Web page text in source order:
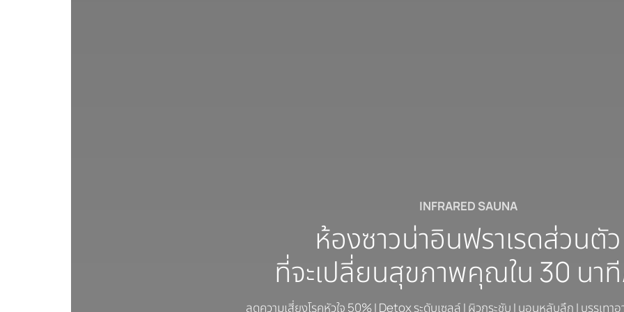
INFRARED SAUNA
ห้องซาวน่าอินฟราเรดส่วนตัว
ที่จะเปลี่ยนสุขภาพคุณใน 30 นา
ลดความเสี่ยงโรคหัวใจ 50% | Detox ระดับเซลล์ | ผิวกระชับ | นอนหลับลึก | บรรเทาอ